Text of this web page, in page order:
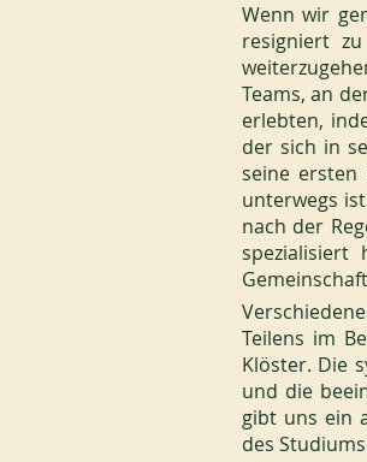
Wenn wir
resigniert
Teams, an
erlebten,
der sich in
seine
unterwegs
nach der
Teilens im
Klöster. Die
und die
gibt uns ein
des